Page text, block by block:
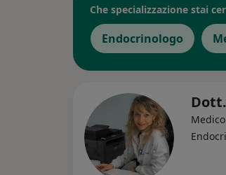
Che specializzazione stai
Endocrinologo